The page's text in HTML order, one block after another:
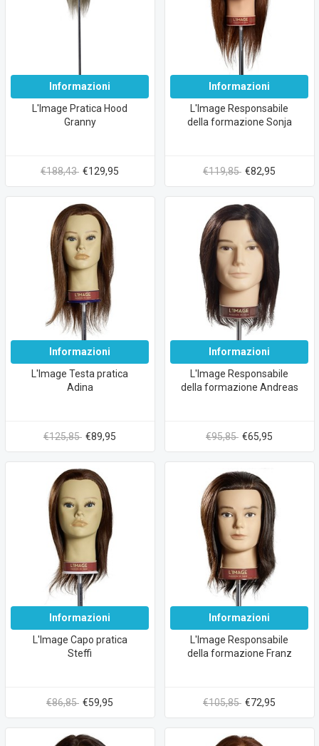
Informazioni
L'Image Pratica Hood
Granny
€188,43 €129,95
Informazioni
L'Image Responsabile
della formazione Sonja
€119,85 €82,95
Informazioni
L'Image Testa pratica
Adina
€125,85 €89,95
Informazioni
L'Image Responsabile
della formazione Andreas
€95,85 €65,95
Informazioni
L'Image Capo pratica
Steffi
€86,85 €59,95
Informazioni
L'Image Responsabile
della formazione Franz
€105,85 €72,95